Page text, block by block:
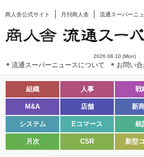
商人舎公式サイト 月刊商人舎 流通スーパーニ
2026.08.10 (Mon)
流通スーパーニュースについて お問い
組織 人事 戦
M&A 店舗 新
システム Eコマース 統
月次 CSR 新型